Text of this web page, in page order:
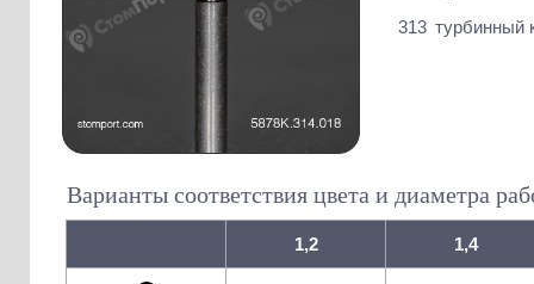
313 турбинный
Варианты соответствия цвета и диаметра
1,2 1,4